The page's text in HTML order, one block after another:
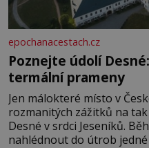
epochanacestach.cz
Poznejte údolí
termální prameny
Jen málokteré místo v
rozmanitých zážitků na
Desné v srdci Jeseníků.
nahlédnout do útrob